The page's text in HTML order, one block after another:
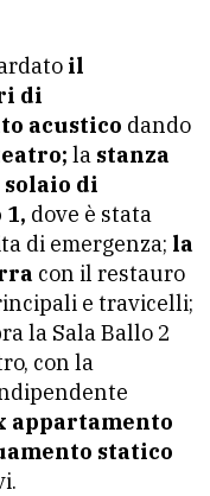
il
di
acustico dando
la stanza
di
dove è stata
di emergenza; la
con il restauro
e travicelli;
la Sala Ballo 2
con la
appartamento
statico